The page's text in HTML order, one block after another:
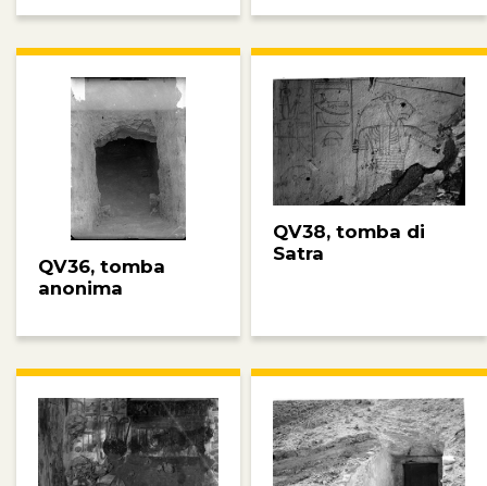
QV36, tomba
anonima
QV38, tomba di
Satra